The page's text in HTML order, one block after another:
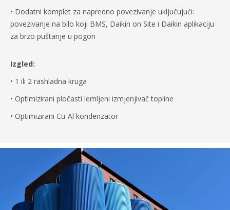
• Dodatni komplet za napredno povezivanje uključujući:
povezivanje na bilo koji BMS, Daikin on Site i Daikin aplikaciju
za brzo puštanje u pogon
Izgled:
• 1 ili 2 rashladna kruga
• Optimizirani pločasti lemljeni izmjenjivač topline
• Optimizirani Cu-Al kondenzator